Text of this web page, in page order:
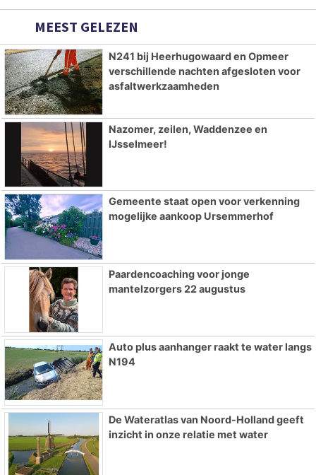
MEEST GELEZEN
N241 bij Heerhugowaard en Opmeer
verschillende nachten afgesloten voor
asfaltwerkzaamheden
Nazomer, zeilen, Waddenzee en
IJsselmeer!
Gemeente staat open voor verkenning
mogelijke aankoop Ursemmerhof
Paardencoaching voor jonge
mantelzorgers 22 augustus
Auto plus aanhanger raakt te water langs
N194
De Wateratlas van Noord-Holland geeft
inzicht in onze relatie met water